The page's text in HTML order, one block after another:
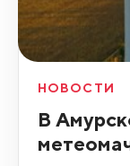
НОВОСТИ
В